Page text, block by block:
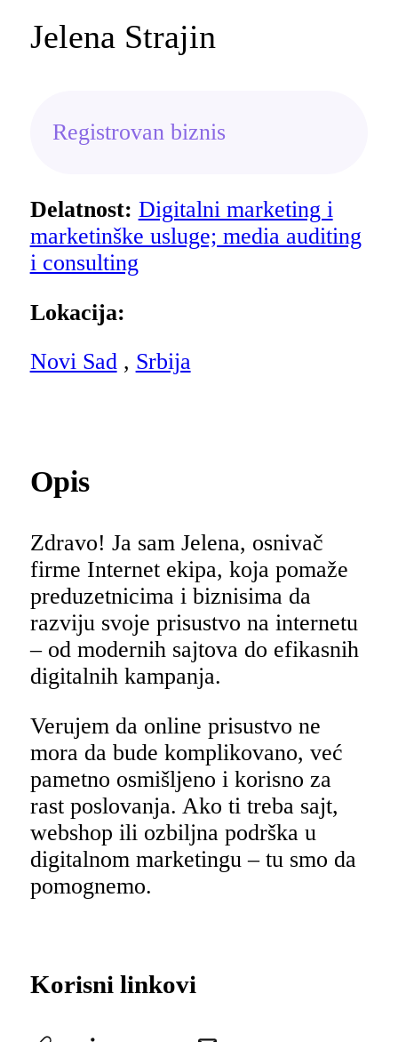
Jelena Strajin
Registrovan biznis
Delatnost: Digitalni marketing i
marketinške usluge; media auditing
i consulting
Lokacija:
Novi Sad, Srbija
Opis
Zdravo! Ja sam Jelena, osnivač
firme Internet ekipa, koja pomaže
preduzetnicima i biznisima da
razviju svoje prisustvo na internetu
– od modernih sajtova do efikasnih
digitalnih kampanja.
Verujem da online prisustvo ne
mora da bude komplikovano, već
pametno osmišljeno i korisno za
rast poslovanja. Ako ti treba sajt,
webshop ili ozbiljna podrška u
digitalnom marketingu – tu smo da
pomognemo.
Korisni linkovi